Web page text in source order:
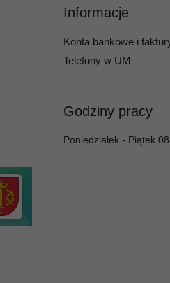
Informacje
Konta bankowe i
Telefony w UM
Godziny pracy
Poniedziałek - Piątek